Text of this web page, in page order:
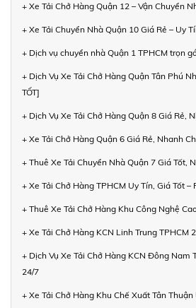
+ Xe Tải Chở Hàng Quận 12 – Vận Chuyển
+ Xe Tải Chuyển Nhà Quận 10 Giá Rẻ – Uy
+ Dịch vụ chuyển nhà Quận 1 TPHCM trọn
+ Dịch Vụ Xe Tải Chở Hàng Quận Tân Phú
TỐT]
+ Dịch Vụ Xe Tải Chở Hàng Quận 8 Giá Rẻ,
+ Xe Tải Chở Hàng Quận 6 Giá Rẻ, Nhanh
+ Thuê Xe Tải Chuyển Nhà Quận 7 Giá Tốt,
+ Xe Tải Chở Hàng TPHCM Uy Tín, Giá Tốt –
+ Thuê Xe Tải Chở Hàng Khu Công Nghệ
+ Xe Tải Chở Hàng KCN Linh Trung TPHCM
+ Dịch Vụ Xe Tải Chở Hàng KCN Đông Nam
24/7
+ Xe Tải Chở Hàng Khu Chế Xuất Tân Thuận